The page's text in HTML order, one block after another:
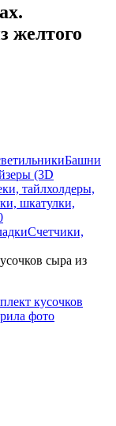
желтого
Башни
(3D
тайлхолдеры,
шкатулки,
Счетчики,
сыра из